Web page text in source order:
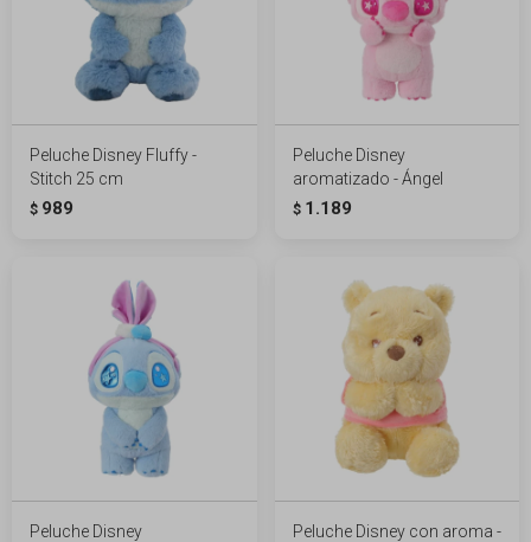
Peluche Disney Fluffy -
Stitch 25 cm
$ 989
Peluche Disney
aromatizado - Ángel
$ 1.189
Peluche Disney
Peluche Disney con aroma -